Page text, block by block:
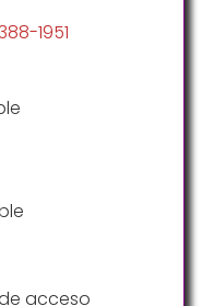
1951
acceso